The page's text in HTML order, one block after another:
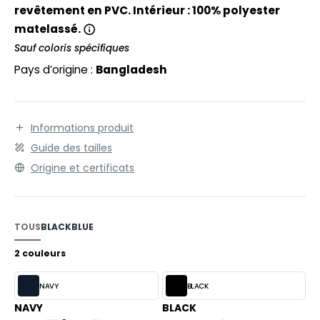
LABEL / TEAR AWAY
VETEMENTS
ROW
OF THE LOOM
- BLANKS
revêtement en PVC. Intérieur : 100% polyester
matelassé.
Sauf coloris spécifiques
Pays d’origine : Bangladesh
Informations produit
Guide des tailles
Origine et certificats
TOUSBLACKBLUE
2 couleurs
NAVY
NAVY
BLACK
BLACK